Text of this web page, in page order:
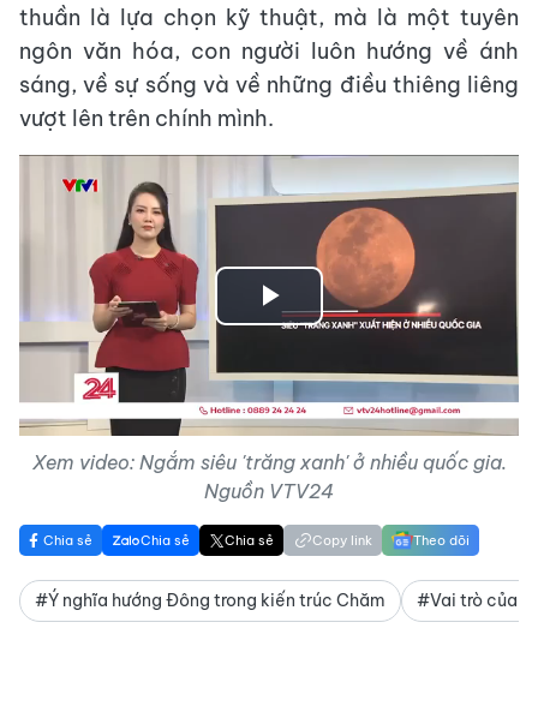
thuần là lựa chọn kỹ thuật, mà là một tuyên
ngôn văn hóa, con người luôn hướng về ánh
sáng, về sự sống và về những điều thiêng liêng
vượt lên trên chính mình.
Play
Video
Xem video: Ngắm siêu 'trăng xanh' ở nhiều quốc gia.
Nguồn VTV24
Chia sẻ Chia sẻ Chia sẻ Copy link Theo dõi
#Ý nghĩa hướng Đông trong kiến trúc Chăm #Vai trò của